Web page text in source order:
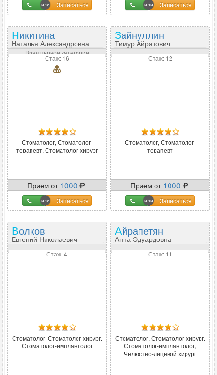
Записаться Записаться
Никитина
Наталья Александровна
Врач первой категории
Стаж: 16
Стоматолог, Стоматолог-
терапевт, Стоматолог-хирург
Прием от 1000
Записаться
Зайнуллин
Тимур Айратович
Стаж: 12
Стоматолог, Стоматолог-
терапевт
Прием от 1000
Записаться
Волков
Евгений Николаевич
Стаж: 4
Стоматолог, Стоматолог-хирург,
Стоматолог-имплантолог
Айрапетян
Анна Эдуардовна
Стаж: 11
Стоматолог, Стоматолог-хирург,
Стоматолог-имплантолог,
Челюстно-лицевой хирург